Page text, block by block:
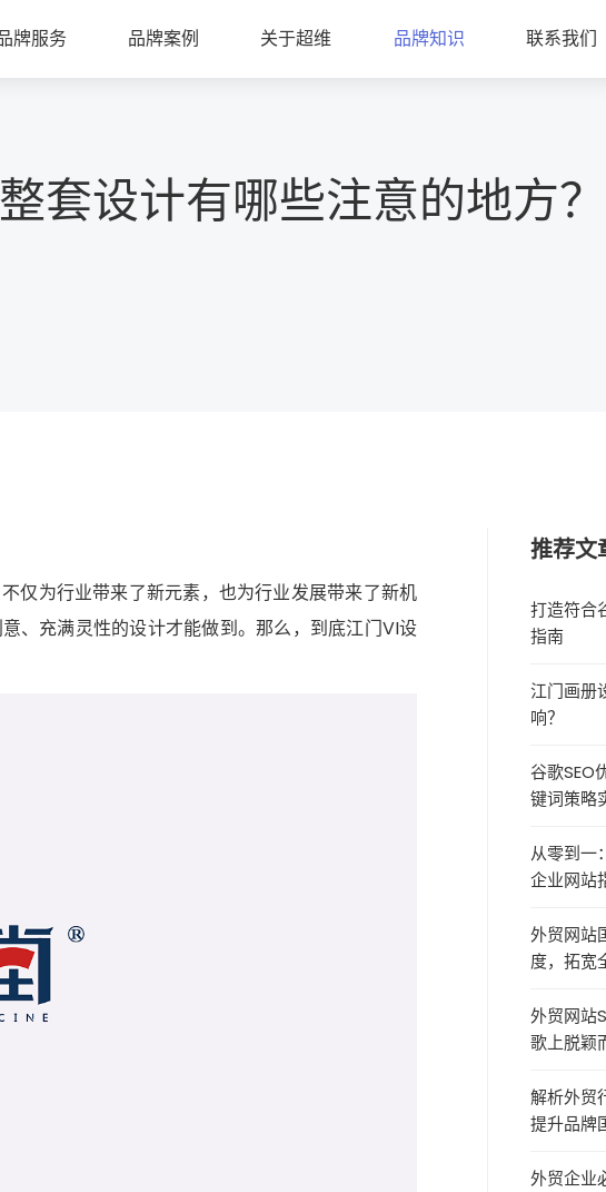
牌服务 品牌案例 关于超维 品牌知识 联系我们
套设计有哪些注意的地方？
仅为行业带来了新元素，也为行业发展带来了新机
、充满灵性的设计才能做到。那么，到底江门VI设
推荐文
打造符合
指南
江门画册
响？
谷歌SEO
键词策略
从零到一
企业网站
外贸网站
度，拓宽
外贸网站
歌上脱颖
解析外贸
提升品牌
外贸企业